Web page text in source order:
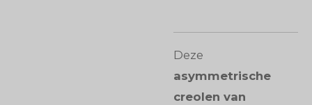
Deze
asymmetrische
creolen van